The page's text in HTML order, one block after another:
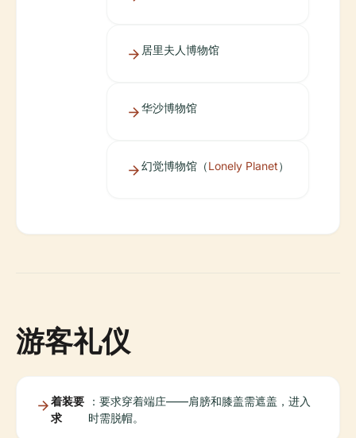
居里夫人博物馆
华沙博物馆
幻觉博物馆（Lonely Planet）
游客礼仪
着装要
求
：要求穿着端庄——肩膀和膝盖需遮盖，进入
时需脱帽。